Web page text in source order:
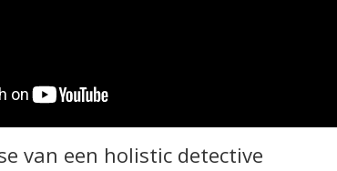
van een holistic detective